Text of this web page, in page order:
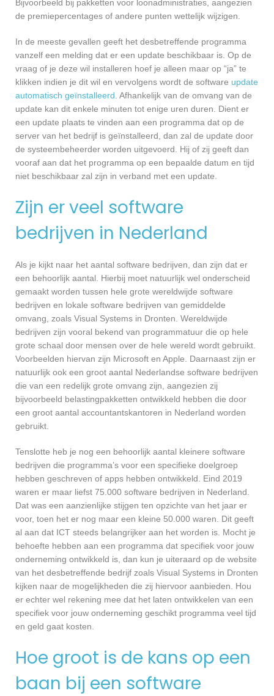
Bijvoorbeeld bij pakketten voor loonadministraties, aangezien
de premiepercentages of andere punten wettelijk wijzigen.
In de meeste gevallen geeft het desbetreffende programma
vanzelf een melding dat er een update beschikbaar is. Op de
vraag of je deze wil installeren hoef je alleen maar op “ja” te
klikken indien je dit wil en vervolgens wordt de software update
automatisch geïnstalleerd. Afhankelijk van de omvang van de
update kan dit enkele minuten tot enige uren duren. Dient er
een update plaats te vinden aan een programma dat op de
server van het bedrijf is geïnstalleerd, dan zal de update door
de systeembeheerder worden uitgevoerd. Hij of zij geeft dan
vooraf aan dat het programma op een bepaalde datum en tijd
niet beschikbaar zal zijn in verband met een update.
Zijn er veel software
bedrijven in Nederland
Als je kijkt naar het aantal software bedrijven, dan zijn dat er
een behoorlijk aantal. Hierbij moet natuurlijk wel onderscheid
gemaakt worden tussen hele grote wereldwijde software
bedrijven en lokale software bedrijven van gemiddelde
omvang, zoals Visual Systems in Dronten. Wereldwijde
bedrijven zijn vooral bekend van programmatuur die op hele
grote schaal door mensen over de hele wereld wordt gebruikt.
Voorbeelden hiervan zijn Microsoft en Apple. Daarnaast zijn er
natuurlijk ook een groot aantal Nederlandse software bedrijven
die van een redelijk grote omvang zijn, aangezien zij
bijvoorbeeld belastingpakketten ontwikkeld hebben die door
een groot aantal accountantskantoren in Nederland worden
gebruikt.
Tenslotte heb je nog een behoorlijk aantal kleinere software
bedrijven die programma’s voor een specifieke doelgroep
hebben geschreven of apps hebben ontwikkeld. Eind 2019
waren er maar liefst 75.000 software bedrijven in Nederland.
Dat was een aanzienlijke stijgen ten opzichte van het jaar er
voor, toen het er nog maar een kleine 50.000 waren. Dit geeft
al aan dat ICT steeds belangrijker aan het worden is. Mocht je
behoefte hebben aan een programma dat specifiek voor jouw
onderneming ontwikkeld is, dan kun je uiteraard op de website
van het desbetreffende bedrijf zoals Visual Systems in Dronten
kijken naar de mogelijkheden die zij hiervoor aanbieden. Hou
er echter wel rekening mee dat het laten ontwikkelen van een
specifiek voor jouw onderneming geschikt programma veel tijd
en geld gaat kosten.
Hoe groot is de kans op een
baan bij een software